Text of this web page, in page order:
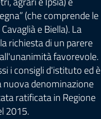
(che comprende le
e Biella). La
richiesta di un parere
favorevole.
i consigli d'istituto ed è
denominazione
ratificata in Regione
2015.